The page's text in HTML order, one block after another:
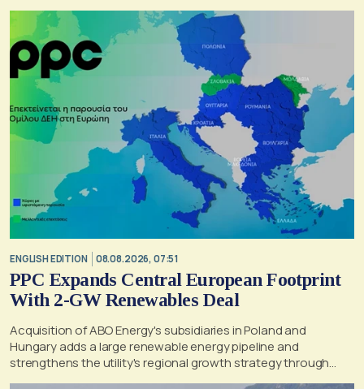
ENGLISH EDITION 08.08.2026, 07:51
PPC Expands Central European Footprint
With 2-GW Renewables Deal
Acquisition of ABO Energy's subsidiaries in Poland and
Hungary adds a large renewable energy pipeline and
strengthens the utility's regional growth strategy through
2030